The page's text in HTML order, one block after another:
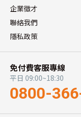
企業徵才
聯絡我們
隱私政策
免付費客服專線
平日 09:00~18:30
0800-